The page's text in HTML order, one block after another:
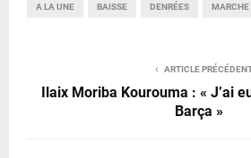
A LA UNE BAISSE DENRÉES MARCHE
ARTICLE
Ilaix Moriba Kourouma : « J’ai
Barça »